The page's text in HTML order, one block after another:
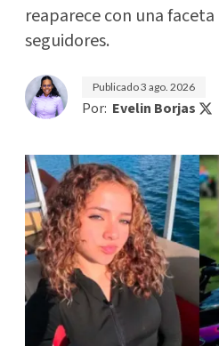
reaparece con una
seguidores.
Publicado3 ago. 2026
Por: Evelin Borjas